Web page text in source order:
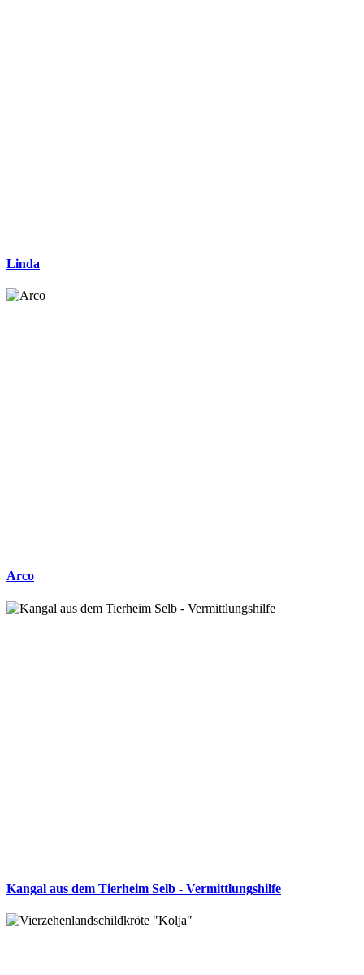
Linda
Arco
Kangal aus dem Tierheim Selb - Vermittlungshilfe